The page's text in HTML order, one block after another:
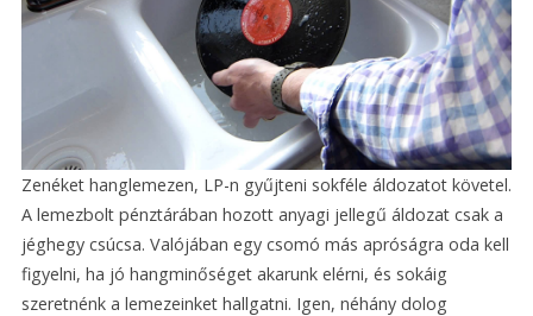
Zenéket hanglemezen, LP-n gyűjteni sokféle áldozatot követel.
A lemezbolt pénztárában hozott anyagi jellegű áldozat csak a
jéghegy csúcsa. Valójában egy csomó más apróságra oda kell
figyelni, ha jó hangminőséget akarunk elérni, és sokáig
szeretnénk a lemezeinket hallgatni. Igen, néhány dolog